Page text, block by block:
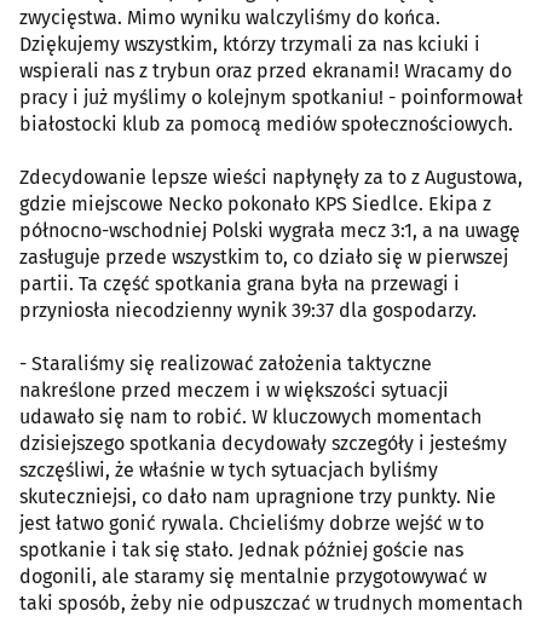
zwycięstwa. Mimo wyniku walczyliśmy do końca.
Dziękujemy wszystkim, którzy trzymali za nas kciuki i
wspierali nas z trybun oraz przed ekranami! Wracamy do
pracy i już myślimy o kolejnym spotkaniu! - poinformował
białostocki klub za pomocą mediów społecznościowych.
Zdecydowanie lepsze wieści napłynęły za to z Augustowa,
gdzie miejscowe Necko pokonało KPS Siedlce. Ekipa z
północno-wschodniej Polski wygrała mecz 3:1, a na uwagę
zasługuje przede wszystkim to, co działo się w pierwszej
partii. Ta część spotkania grana była na przewagi i
przyniosła niecodzienny wynik 39:37 dla gospodarzy.
- Staraliśmy się realizować założenia taktyczne
nakreślone przed meczem i w większości sytuacji
udawało się nam to robić. W kluczowych momentach
dzisiejszego spotkania decydowały szczegóły i jesteśmy
szczęśliwi, że właśnie w tych sytuacjach byliśmy
skuteczniejsi, co dało nam upragnione trzy punkty. Nie
jest łatwo gonić rywala. Chcieliśmy dobrze wejść w to
spotkanie i tak się stało. Jednak później goście nas
dogonili, ale staramy się mentalnie przygotowywać w
taki sposób, żeby nie odpuszczać w trudnych momentach